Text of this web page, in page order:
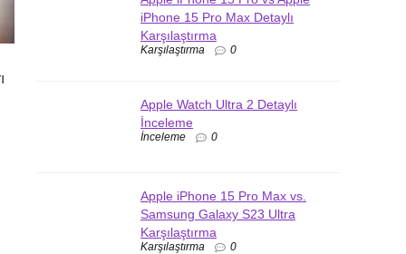
iPhone 15 Pro Max Detaylı
Karşılaştırma
Karşılaştırma 0
Apple Watch Ultra 2 Detaylı
İnceleme
İnceleme 0
Apple iPhone 15 Pro Max vs.
Samsung Galaxy S23 Ultra
Karşılaştırma
Karşılaştırma 0